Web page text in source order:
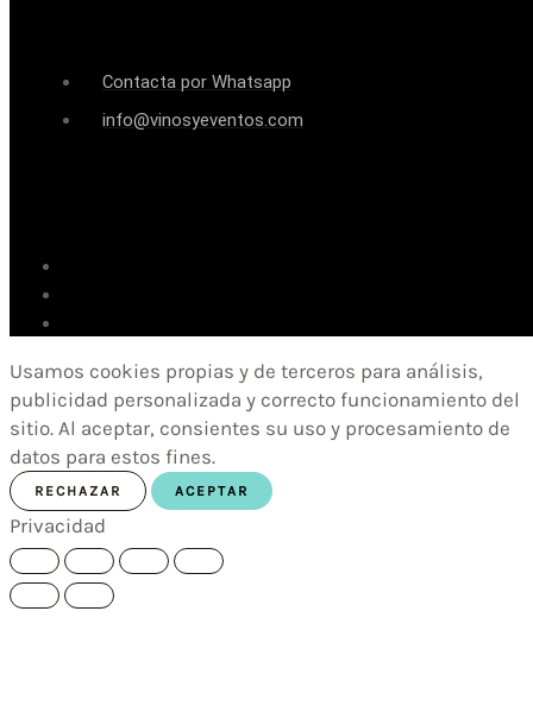
Contacta por Whatsapp
info@vinosyeventos.com
Usamos cookies propias y de terceros para análisis,
publicidad personalizada y correcto funcionamiento del
sitio. Al aceptar, consientes su uso y procesamiento de
datos para estos fines.
RECHAZAR ACEPTAR
Privacidad